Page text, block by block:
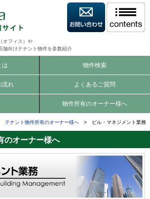
オフィス）や
舗向けテナント物件を多数紹介
は 物件検索
流れ よくあるご質問
物件所有のオーナー様へ
テナント物件所有のオーナー様へ > ビル・マネジメント業務
のオーナー様へ